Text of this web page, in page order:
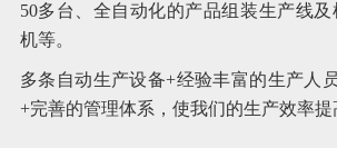
50多台、全自动化的产品组装生产线
机等。
多条自动生产设备+经验丰富的生产人
+完善的管理体系，使我们的生产效率提